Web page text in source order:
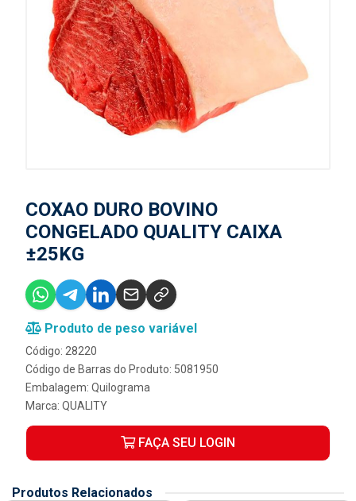
COXAO DURO BOVINO
CONGELADO QUALITY CAIXA
±25KG
Produto de peso variável
Código: 28220
Código de Barras do Produto: 5081950
Embalagem: Quilograma
Marca: QUALITY
FAÇA SEU LOGIN
Produtos Relacionados